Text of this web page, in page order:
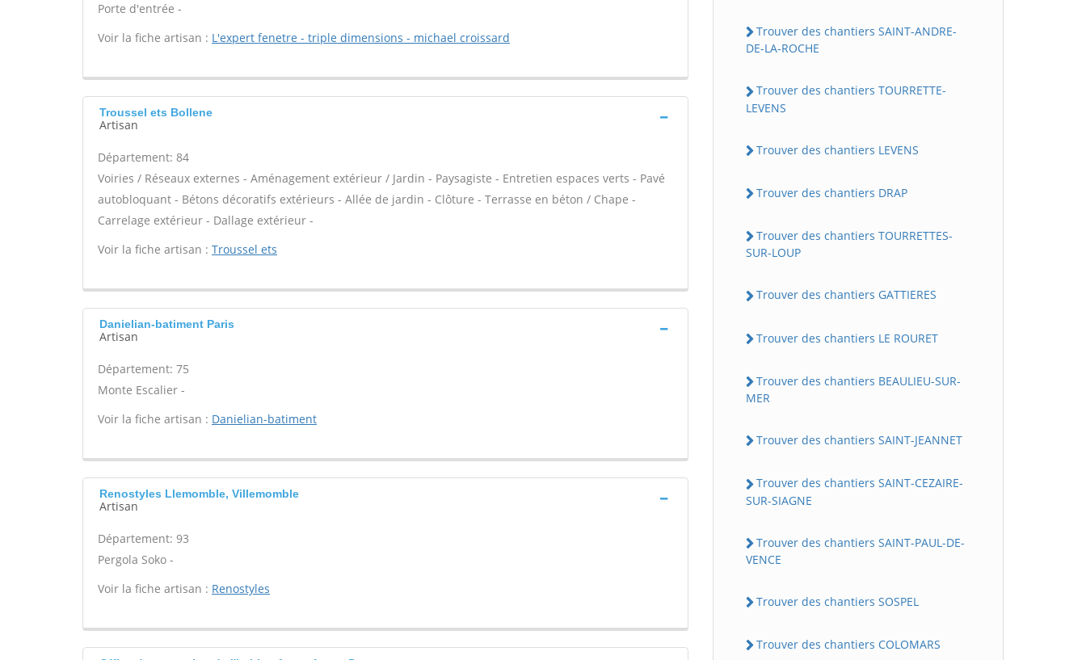
Porte d'entrée -
Voir la fiche artisan : L'expert fenetre - triple dimensions - michael croissard
Troussel ets Bollene
Artisan
Département: 84
Voiries / Réseaux externes - Aménagement extérieur / Jardin - Paysagiste - Entretien espaces verts - Pavé
autobloquant - Bétons décoratifs extérieurs - Allée de jardin - Clôture - Terrasse en béton / Chape -
Carrelage extérieur - Dallage extérieur -
Voir la fiche artisan : Troussel ets
Danielian-batiment Paris
Artisan
Département: 75
Monte Escalier -
Voir la fiche artisan : Danielian-batiment
Renostyles Llemomble, Villemomble
Artisan
Département: 93
Pergola Soko -
Voir la fiche artisan : Renostyles
Trouver des chantiers SAINT-ANDRE-
DE-LA-ROCHE
Trouver des chantiers TOURRETTE-
LEVENS
Trouver des chantiers LEVENS
Trouver des chantiers DRAP
Trouver des chantiers TOURRETTES-
SUR-LOUP
Trouver des chantiers GATTIERES
Trouver des chantiers LE ROURET
Trouver des chantiers BEAULIEU-SUR-
MER
Trouver des chantiers SAINT-JEANNET
Trouver des chantiers SAINT-CEZAIRE-
SUR-SIAGNE
Trouver des chantiers SAINT-PAUL-DE-
VENCE
Trouver des chantiers SOSPEL
Trouver des chantiers COLOMARS